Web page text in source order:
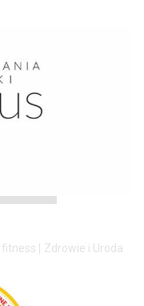
fitness Zdrowie i Uroda